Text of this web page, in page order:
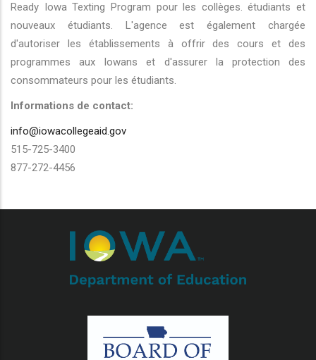
Ready Iowa Texting Program pour les collèges. étudiants et
nouveaux étudiants. L'agence est également chargée
d'autoriser les établissements à offrir des cours et des
programmes aux Iowans et d'assurer la protection des
consommateurs pour les étudiants.
Informations de contact:
info@iowacollegeaid.gov
515-725-3400
877-272-4456